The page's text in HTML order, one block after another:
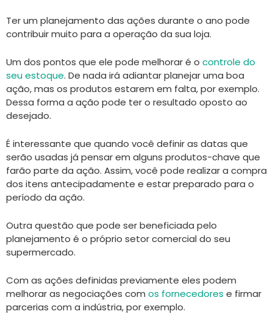
Ter um planejamento das ações durante o ano pode
contribuir muito para a operação da sua loja.
Um dos pontos que ele pode melhorar é o controle do
seu estoque. De nada irá adiantar planejar uma boa
ação, mas os produtos estarem em falta, por exemplo.
Dessa forma a ação pode ter o resultado oposto ao
desejado.
É interessante que quando você definir as datas que
serão usadas já pensar em alguns produtos-chave que
farão parte da ação. Assim, você pode realizar a compra
dos itens antecipadamente e estar preparado para o
período da ação.
Outra questão que pode ser beneficiada pelo
planejamento é o próprio setor comercial do seu
supermercado.
Com as ações definidas previamente eles podem
melhorar as negociações com os fornecedores e firmar
parcerias com a indústria, por exemplo.